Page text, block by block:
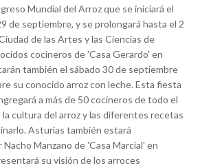
Mundial del Arroz que se iniciará el
de septiembre, y se prolongará hasta el 2
de las Artes y las Ciencias de
cocineros de 'Casa Gerardo' en
también el sábado 30 de septiembre
su conocido arroz con leche. Esta fiesta
a más de 50 cocineros de todo el
cultura del arroz y las diferentes recetas
Asturias también estará
Manzano de 'Casa Marcial' en
su visión de los arroces